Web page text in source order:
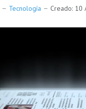
Tecnología Creado: 10